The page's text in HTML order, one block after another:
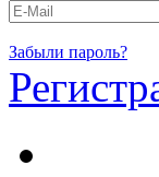
Забыли пароль?